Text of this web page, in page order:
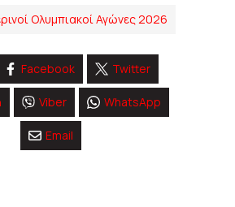
Ολυμπιακοί Αγώνες 2026
Facebook Twitter
Viber WhatsApp
Email